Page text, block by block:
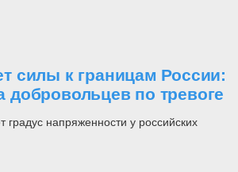
силы к границам России:
добровольцев по тревоге
градус напряженности у российских